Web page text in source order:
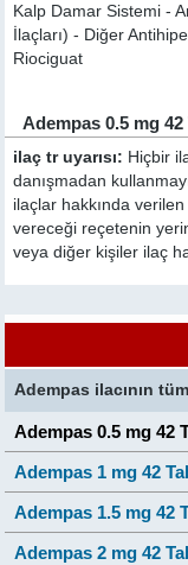
Kalp Damar Sistemi -
İlaçları) - Diğer
Riociguat
Adempas 0.5 mg 42
ilaç tr uyarısı: Hiçbir
danışmadan
ilaçlar hakkında
vereceği reçetenin
veya diğer kişiler ilaç
Adempas ilacının
Adempas 0.5 mg 42
Adempas 1 mg 42
Adempas 1.5 mg 42
Adempas 2 mg 42